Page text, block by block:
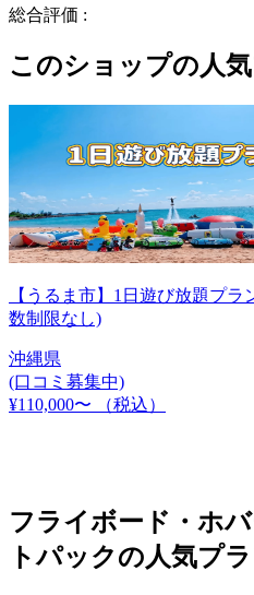
総合評価 :
このショップの人
【うるま市】1日遊び放題プラ
数制限なし)
沖縄県
(口コミ募集中)
¥110,000〜
（税込）
フライボード・ホ
トパックの人気プ